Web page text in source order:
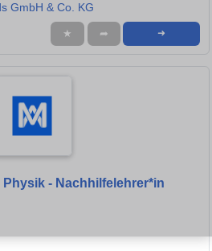
GmbH & Co. KG
★ ➦ ➜
- Nachhilfelehrer*in